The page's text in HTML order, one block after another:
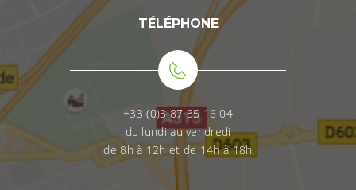
TÉLÉPHONE
+33 (0)3 87 35 16 04
du lundi au vendredi
de 8h à 12h et de 14h à 18h